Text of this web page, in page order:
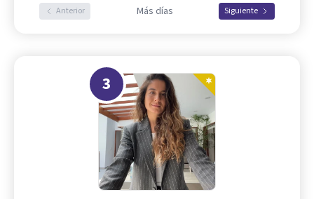
Anterior Más días Siguiente
3